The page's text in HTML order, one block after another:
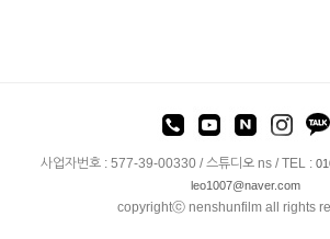
사업자번호 : 577-39-00330 / 스튜디오 ns / TEL :
leo1007@naver.com
copyrightⓒ nenshunfilm all rights